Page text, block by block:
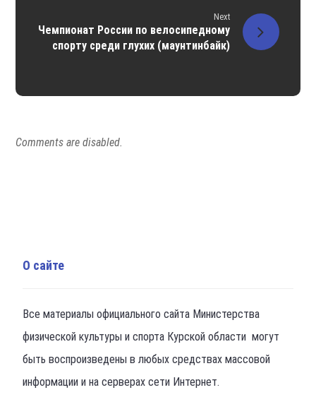
Next
Чемпионат России по велосипедному
спорту среди глухих (маунтинбайк)
Comments are disabled.
О сайте
Все материалы официального сайта Министерства
физической культуры и спорта Курской области могут
быть воспроизведены в любых средствах массовой
информации и на серверах сети Интернет.